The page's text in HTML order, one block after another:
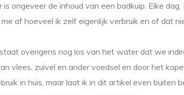
ongeveer de inhoud van een badkuip. Elke
af hoeveel ik zelf eigenlijk verbruik en of dat
overigens nog los van het water dat we
vlees, zuivel en ander voedsel en door het
in huis, maar laat ik in dit artikel even buiten